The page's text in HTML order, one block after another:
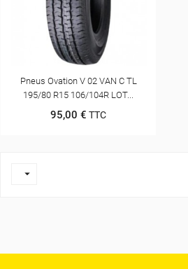
Pneus Ovation V 02 VAN C TL
195/80 R15 106/104R LOT...
95,00 € TTC
